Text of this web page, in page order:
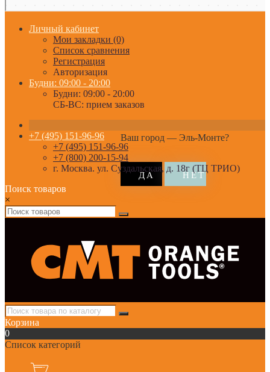
Личный кабинет
Мои закладки (0)
Список сравнения
Регистрация
Авторизация
Будни: 09:00 - 20:00
Будни: 09:00 - 20:00
СБ-ВС: прием заказов
Ваш город — Эль-Монте?
+7 (495) 151-96-96
+7 (495) 151-96-96
+7 (800) 200-15-94
г. Москва. ул. Суздальская, д. 18г (ТЦ ТРИО)
Поиск товаров
×
Корзина
0
Список категорий